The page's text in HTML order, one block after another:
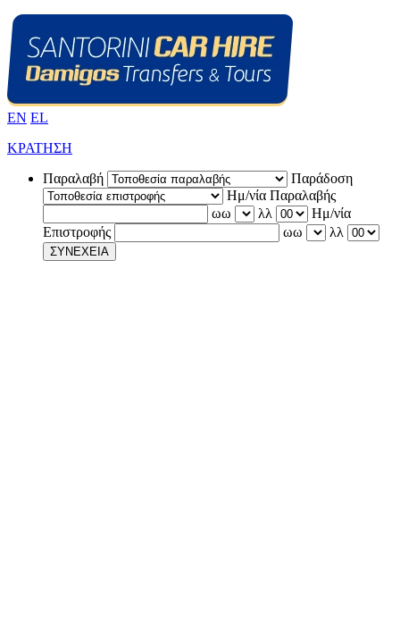
EN EL
ΚΡΑΤΗΣΗ
Παραλαβή
Παράδοση
Ημ/νία Παραλαβής
ωω
λλ
Ημ/νία
Επιστροφής
ωω λλ
ΣΥΝΕΧΕΙΑ